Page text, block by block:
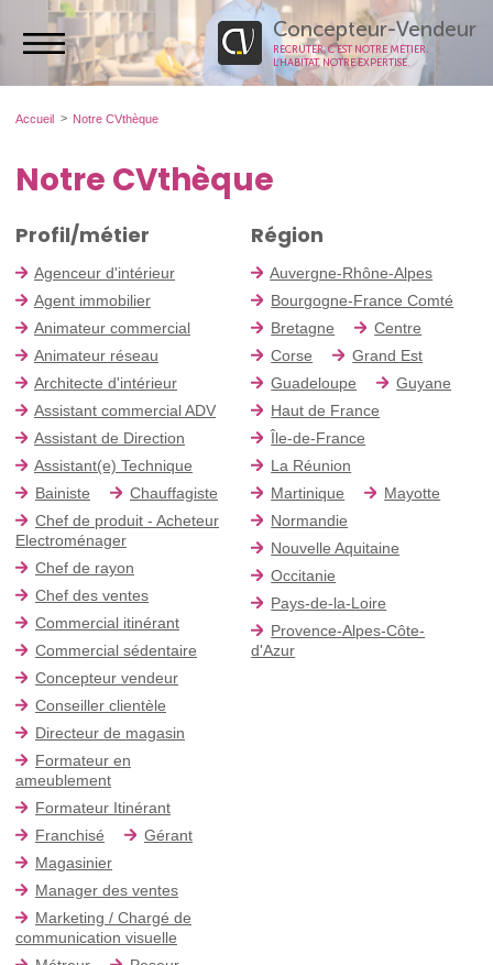
Concepteur-Vendeur
RECRUTER, C’EST NOTRE MÉTIER.
L’HABITAT, NOTRE EXPERTISE.
Accueil Notre CVthèque
Notre CVthèque
Profil/métier
Agenceur d'intérieur
Agent immobilier
Animateur commercial
Animateur réseau
Architecte d'intérieur
Assistant commercial ADV
Assistant de Direction
Assistant(e) Technique
Bainiste
Chauffagiste
Chef de produit - Acheteur
Electroménager
Chef de rayon
Chef des ventes
Commercial itinérant
Commercial sédentaire
Concepteur vendeur
Conseiller clientèle
Directeur de magasin
Formateur en
ameublement
Formateur Itinérant
Franchisé
Gérant
Magasinier
Manager des ventes
Marketing / Chargé de
communication visuelle
Région
Auvergne-Rhône-Alpes
Bourgogne-France Comté
Bretagne
Centre
Corse
Grand Est
Guadeloupe
Guyane
Haut de France
Île-de-France
La Réunion
Martinique
Mayotte
Normandie
Nouvelle Aquitaine
Occitanie
Pays-de-la-Loire
Provence-Alpes-Côte-
d'Azur